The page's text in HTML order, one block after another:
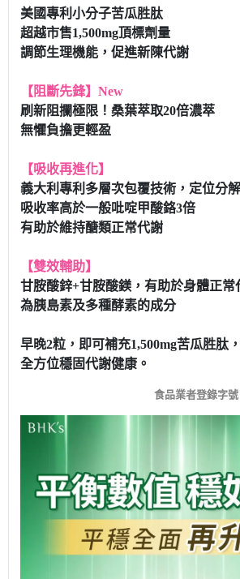
美國專利小分子苦瓜胜肽
超越市售1,500mg頂標劑量
調節生理機能，促進新陳代謝
【阻斷先鋒】New
刷新阻攔極限！桑葉萃取20倍濃萃
無懼負擔更輕盈
【吸收再進化】
義大利專利多層次包覆技術，定位分解
吸收率高於一般吡啶甲酸鉻3倍
有助於維持醣類正常代謝
【雙效輔助】
甘胺酸鋅+甘胺酸鎂，有助於身體正常
為胰島素及多種酵素的成分
早晚2粒，即可補充1,500mg苦瓜胜肽，
全方位穩固代謝健康。
食品業者登錄字